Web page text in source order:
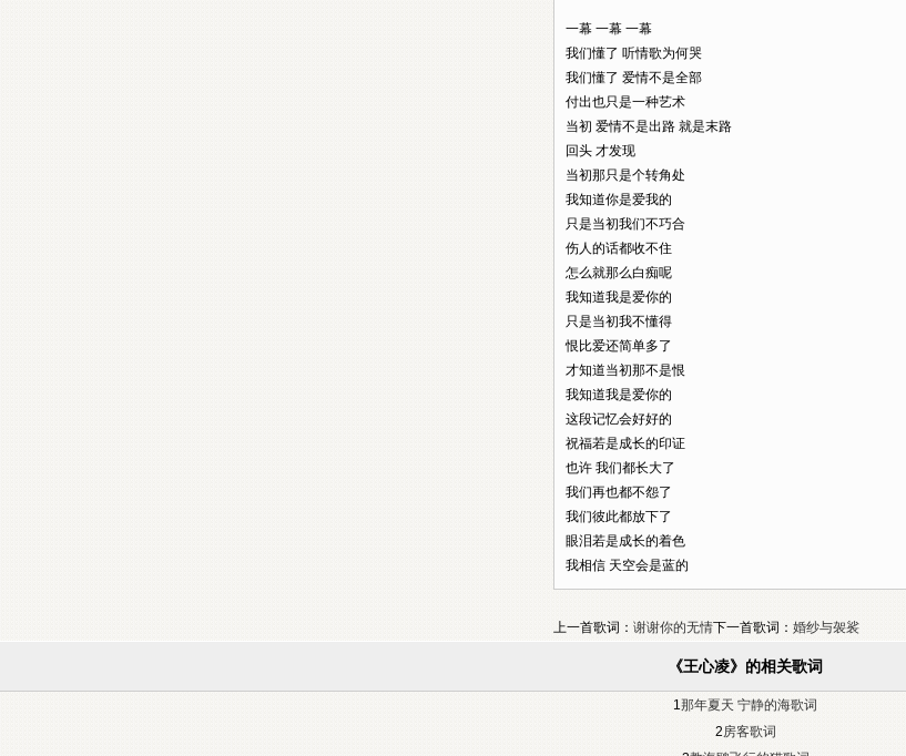
一幕 一幕 一幕
我们懂了 听情歌为何哭
我们懂了 爱情不是全部
付出也只是一种艺术
当初 爱情不是出路 就是末路
回头 才发现
当初那只是个转角处
我知道你是爱我的
只是当初我们不巧合
伤人的话都收不住
怎么就那么白痴呢
我知道我是爱你的
只是当初我不懂得
恨比爱还简单多了
才知道当初那不是恨
我知道我是爱你的
这段记忆会好好的
祝福若是成长的印证
也许 我们都长大了
我们再也都不怨了
我们彼此都放下了
眼泪若是成长的着色
我相信 天空会是蓝的
上一首歌词： 谢谢你的无情下一首歌词： 婚纱与袈裟
《王心凌》的相关歌词
1那年夏天 宁静的海歌词
2房客歌词